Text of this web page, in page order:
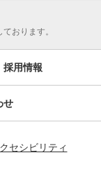
おります。
採用情報
せ
セシビリティ